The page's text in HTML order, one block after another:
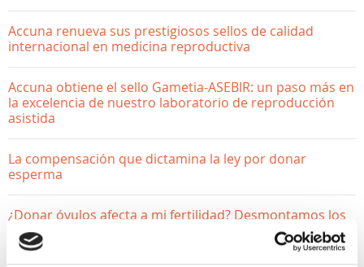
Accuna renueva sus prestigiosos sellos de calidad
internacional en medicina reproductiva
Accuna obtiene el sello Gametia-ASEBIR: un paso más en
la excelencia de nuestro laboratorio de reproducción
asistida
La compensación que dictamina la ley por donar
esperma
¿Donar óvulos afecta a mi fertilidad? Desmontamos los
mitos